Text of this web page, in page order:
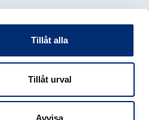
Tillåt alla
Tillåt urval
Avvisa